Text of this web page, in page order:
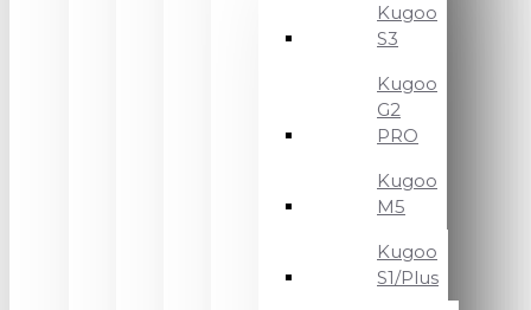
Kugoo
S3
Kugoo
G2
PRO
Kugoo
M5
Kugoo
S1/Plus